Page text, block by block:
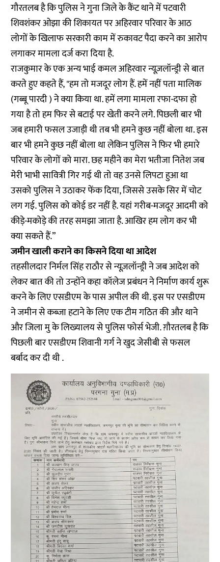
गौरतलब है कि पुलिस ने गुना जिले के कैंट थाने में पटवारी
शिवशंकर ओझा की शिकायत पर अहिरवार परिवार के आठ
लोगों के खिलाफ सरकारी काम में रुकावट पैदा करने का आरोप
लगाकर मामला दर्ज करा दिया है.
राजकुमार के एक अन्य भाई कमल अहिरवार न्यूज़लॉन्ड्री से बात
करते हुए कहते हैं, "हम तो मजदूर लोग हैं. हमें नहीं पता मालिक
(गब्बू पारदी ) ने क्या किया था. हमें लगा मामला रफा-दफा हो
गया है तो हम फिर से बटाई पर खेती करने लगे. पिछली बार भी
जब हमारी फसल उजाड़ी थी तब भी हमने कुछ नहीं बोला था. इस
बार भी हमने कुछ नहीं बोला था लेकिन पुलिस ने फिर भी हमारे
परिवार के लोगों को मारा. छह महीने का मेरा भतीजा नितेश जब
मेरी भाभी सावित्री गिर गई थी तो वह उनसे लिपटा हुआ था
उसको पुलिस ने उठाकर फेंक दिया, जिससे उसके सिर में चोट
लग गई. पुलिस को कोई डर नहीं है. यहां गरीब-मजदूर आदमी को
कीड़े-मकोड़े की तरह समझा जाता है. आखिर हम लोग कर भी
क्या सकते हैं.”
जमीन खाली कराने का किसने दिया था आदेश
तहसीलदार निर्मल सिंह राठौर से न्यूज़लॉन्ड्री ने जब आदेश को
लेकर बात की तो उन्होंने कहा कॉलेज प्रबंधन ने निर्माण कार्य शुरू
करने के लिए एसडीएम के पास अपील की थी. इस पर एसडीएम
ने जमीन से कब्ज़ा हटाने के लिए एक टीम गठित की और थाने
और जिला मु के लिख्यालय से पुलिस फोर्स भेजी. ग़ौरतलब है कि
पिछली बार एसडीएम शिवानी गर्ग ने खुद जेसीबी से फसल
बर्बाद कर दी थी .